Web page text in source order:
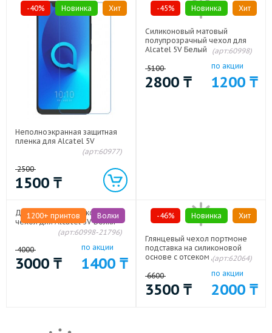
-40% Новинка Хит
Неполноэкранная защитная
пленка для Alcatel 5V
(арт:60977)
2500
1500 ₸
-45% Новинка Хит
Силиконовый матовый
полупрозрачный чехол для
Alcatel 5V Белый
(арт:60998)
5100
2800 ₸
по акции
1200 ₸
1200+ принтов Волки
Дизайнерский силиконовый
чехол для Alcatel 5V Волки
(арт:60998-21796)
4000
3000 ₸
по акции
1400 ₸
-46% Новинка Хит
Глянцевый чехол портмоне
подставка на силиконовой
основе с отсеком для карт на
Alcatel 5V Коричневый
(арт:62064)
6600
3500 ₸
по акции
2000 ₸